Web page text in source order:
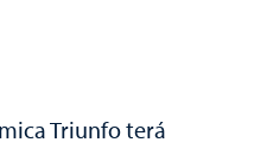
Triunfo terá